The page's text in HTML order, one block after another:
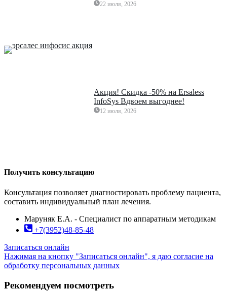
22 июля, 2026
Акция! Скидка -50% на Ersaless
InfoSys Вдвоем выгоднее!
12 июля, 2026
Получить консультацию
Консультация позволяет диагностировать проблему пациента,
составить индивидуальный план лечения.
Маруняк Е.А. - Специалист по аппаратным методикам
+7(3952)48-85-48
Записаться онлайн
Нажимая на кнопку "Записаться онлайн", я даю согласие на
обработку персональных данных
Рекомендуем посмотреть